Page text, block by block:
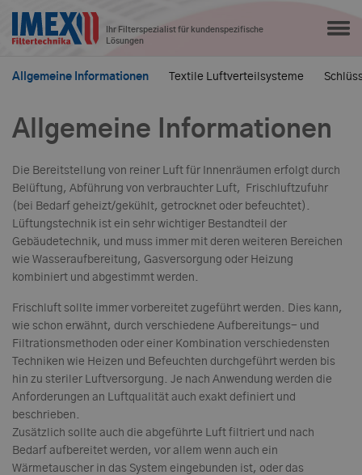
Ihr Filterspezialist für kundenspezifische
Lösungen
Allgemeine Informationen Textile Luftverteilsysteme
Allgemeine Informationen
Die Bereitstellung von reiner Luft für Innenräumen erfolgt durch
Belüftung, Abführung von verbrauchter Luft, Frischluftzufuhr
(bei Bedarf geheizt/gekühlt, getrocknet oder befeuchtet).
Lüftungstechnik ist ein sehr wichtiger Bestandteil der
Gebäudetechnik, und muss immer mit deren weiteren Bereichen
wie Wasseraufbereitung, Gasversorgung oder Heizung
kombiniert und abgestimmt werden.
Frischluft sollte immer vorbereitet zugeführt werden. Dies kann,
wie schon erwähnt, durch verschiedene Aufbereitungs- und
Filtrationsmethoden oder einer Kombination verschiedensten
Techniken wie Heizen und Befeuchten durchgeführt werden bis
hin zu steriler Luftversorgung. Je nach Anwendung werden die
Anforderungen an Luftqualität auch exakt definiert und
beschrieben.
Zusätzlich sollte auch die abgeführte Luft filtriert und nach
Bedarf aufbereitet werden, vor allem wenn auch ein
Wärmetauscher in das System eingebunden ist, oder das